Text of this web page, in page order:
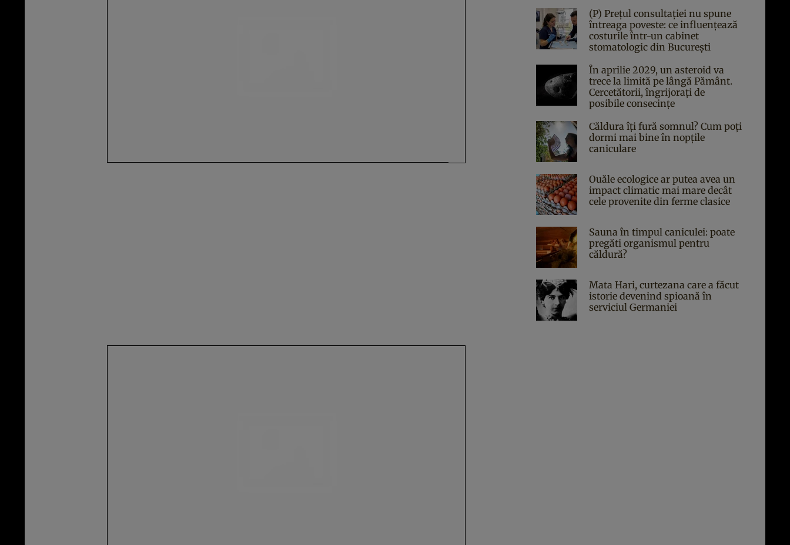
(P) Prețul consultației nu spune
întreaga poveste: ce influențează
costurile într-un cabinet
stomatologic din București
În aprilie 2029, un asteroid va
trece la limită pe lângă Pământ.
Cercetătorii, îngrijorați de
posibile consecințe
Căldura îți fură somnul? Cum poți
dormi mai bine în nopțile
caniculare
Ouăle ecologice ar putea avea un
impact climatic mai mare decât
cele provenite din ferme clasice
Sauna în timpul caniculei: poate
pregăti organismul pentru
căldură?
Mata Hari, curtezana care a făcut
istorie devenind spioană în
serviciul Germaniei